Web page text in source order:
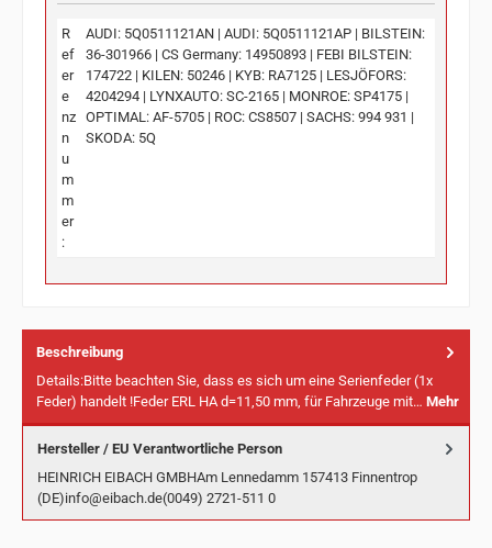
R
ef
er
e
nz
n
u
m
m
er
:
AUDI: 5Q0511121AN | AUDI: 5Q0511121AP | BILSTEIN:
36-301966 | CS Germany: 14950893 | FEBI BILSTEIN:
174722 | KILEN: 50246 | KYB: RA7125 | LESJÖFORS:
4204294 | LYNXAUTO: SC-2165 | MONROE: SP4175 |
OPTIMAL: AF-5705 | ROC: CS8507 | SACHS: 994 931 |
SKODA: 5Q
Beschreibung
Details:Bitte beachten Sie, dass es sich um eine Serienfeder (1x
Feder) handelt !Feder ERL HA d=11,50 mm, für Fahrzeuge mit… Mehr
Hersteller / EU Verantwortliche Person
HEINRICH EIBACH GMBHAm Lennedamm 157413 Finnentrop
(DE)info@eibach.de(0049) 2721-511 0